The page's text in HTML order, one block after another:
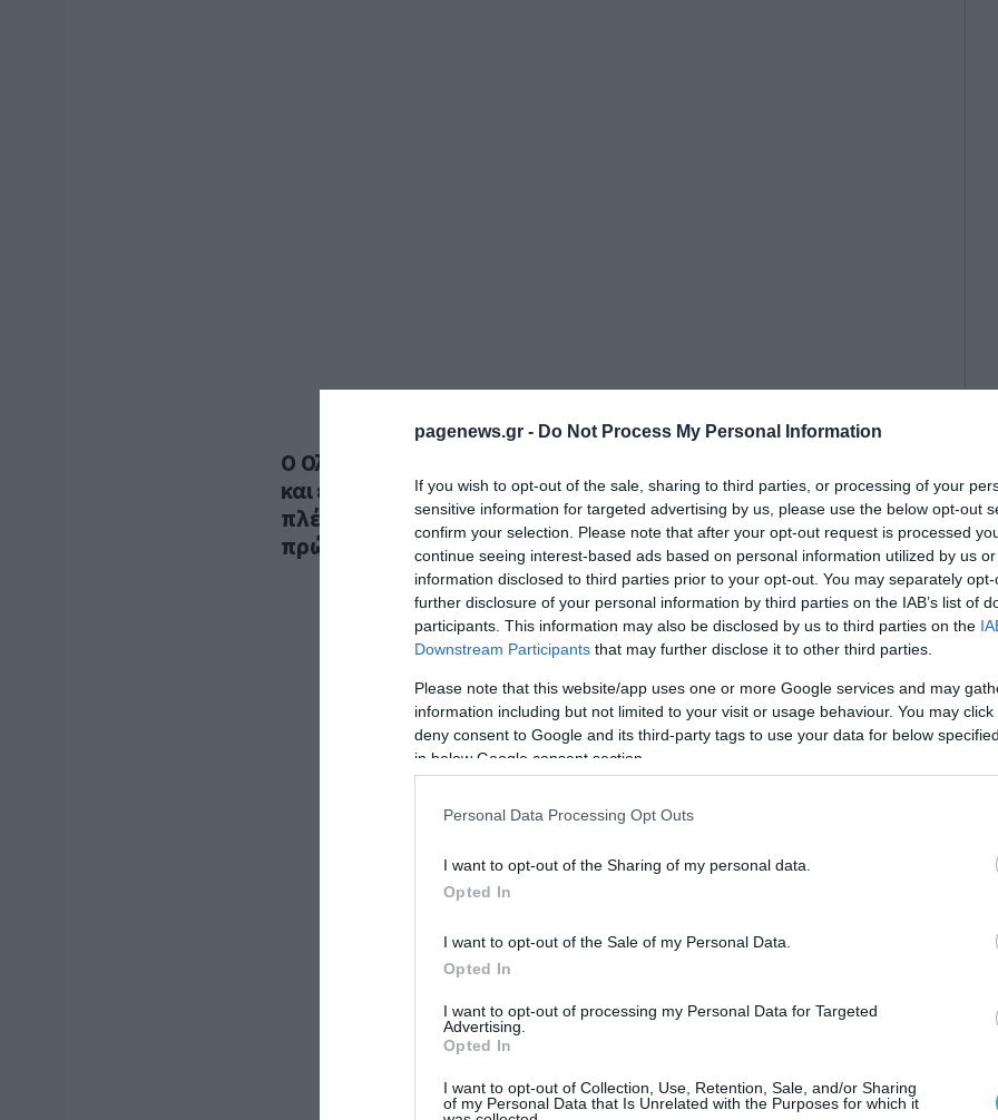
pagenews.gr - Do Not Process My Personal Information
If you wish to opt-out of the sale, sharing to third parties, or processing of your
sensitive information for targeted advertising by us, please use the below opt-out
confirm your selection. Please note that after your opt-out request is processed
continue seeing interest-based ads based on personal information utilized by us
information disclosed to third parties prior to your opt-out. You may separately
further disclosure of your personal information by third parties on the IAB’s list of
participants. This information may also be disclosed by us to third parties on the
Downstream Participants that may further disclose it to other third parties.
Please note that this website/app uses one or more Google services and may
information including but not limited to your visit or usage behaviour. You may
deny consent to Google and its third-party tags to use your data for below
in below Google consent section.
Personal Data Processing Opt Outs
I want to opt-out of the Sharing of my personal data.
Opted In
I want to opt-out of the Sale of my Personal Data.
Opted In
I want to opt-out of processing my Personal Data for Targeted
Advertising.
Opted In
I want to opt-out of Collection, Use, Retention, Sale, and/or Sharing
of my Personal Data that Is Unrelated with the Purposes for which it
Ο Ολεξάντρ Ζουμπκόφ πέρασε με επιτυχία τις ιατρικές
και εργομετρικές εξετάσεις, με την ΑΕΚ να βρίσκεται
πλέον ένα βήμα πριν από την επίσημη ανακοίνωση της
πρώτης μεγάλης μεταγραφής του καλοκαιριού.